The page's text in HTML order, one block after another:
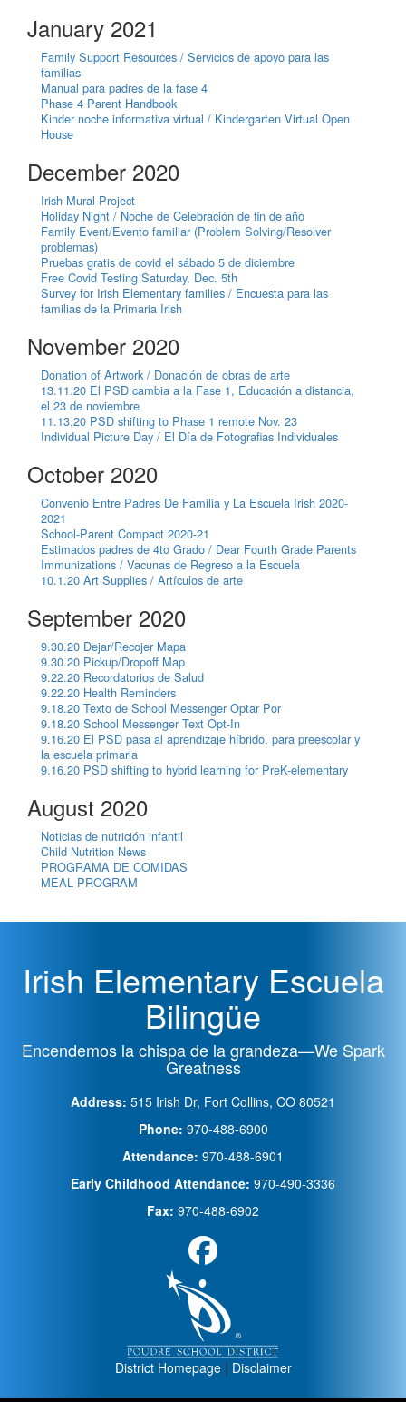
January 2021
Family Support Resources / Servicios de apoyo para las
familias
Manual para padres de la fase 4
Phase 4 Parent Handbook
Kinder noche informativa virtual / Kindergarten Virtual Open
House
December 2020
Irish Mural Project
Holiday Night / Noche de Celebración de fin de año
Family Event/Evento familiar (Problem Solving/Resolver
problemas)
Pruebas gratis de covid el sábado 5 de diciembre
Free Covid Testing Saturday, Dec. 5th
Survey for Irish Elementary families / Encuesta para las
familias de la Primaria Irish
November 2020
Donation of Artwork / Donación de obras de arte
13.11.20 El PSD cambia a la Fase 1, Educación a distancia,
el 23 de noviembre
11.13.20 PSD shifting to Phase 1 remote Nov. 23
Individual Picture Day / El Día de Fotografias Individuales
October 2020
Convenio Entre Padres De Familia y La Escuela Irish 2020-
2021
School-Parent Compact 2020-21
Estimados padres de 4to Grado / Dear Fourth Grade Parents
Immunizations / Vacunas de Regreso a la Escuela
10.1.20 Art Supplies / Artículos de arte
September 2020
9.30.20 Dejar/Recojer Mapa
9.30.20 Pickup/Dropoff Map
9.22.20 Recordatorios de Salud
9.22.20 Health Reminders
9.18.20 Texto de School Messenger Optar Por
9.18.20 School Messenger Text Opt-In
9.16.20 El PSD pasa al aprendizaje híbrido, para preescolar y
la escuela primaria
9.16.20 PSD shifting to hybrid learning for PreK-elementary
August 2020
Noticias de nutrición infantil
Child Nutrition News
PROGRAMA DE COMIDAS
MEAL PROGRAM
Irish Elementary Escuela
Bilingüe
Encendemos la chispa de la grandeza—We Spark
Greatness
Address: 515 Irish Dr, Fort Collins, CO 80521
Phone: 970-488-6900
Attendance: 970-488-6901
Early Childhood Attendance: 970-490-3336
Fax: 970-488-6902
District Homepage| Disclaimer